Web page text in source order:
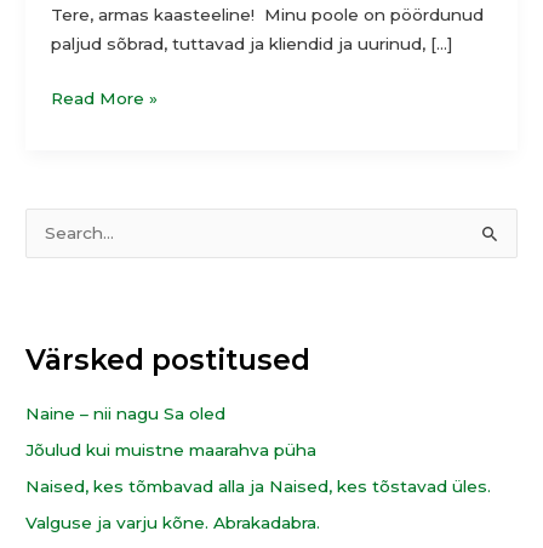
Tere, armas kaasteeline! Minu poole on pöördunud
paljud sõbrad, tuttavad ja kliendid ja uurinud, […]
Read More »
c
Värsked postitused
Naine – nii nagu Sa oled
Jõulud kui muistne maarahva püha
Naised, kes tõmbavad alla ja Naised, kes tõstavad üles.
Valguse ja varju kõne. Abrakadabra.
e
a